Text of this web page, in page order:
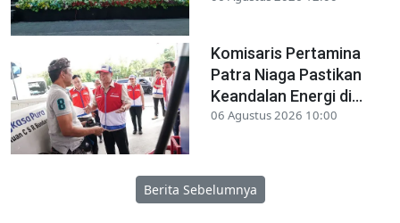
Komisaris Pertamina
Patra Niaga Pastikan
Keandalan Energi di...
06 Agustus 2026 10:00
Berita Sebelumnya